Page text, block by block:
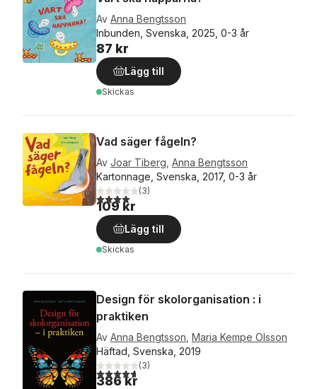
Av Anna Bengtsson
Inbunden, Svenska, 2025, 0-3 år
87 kr
Lägg till
Skickas
Vad säger fågeln?
Av Joar Tiberg Anna Bengtsson
Kartonnage, Svenska, 2017, 0-3 år
4,0utav 5 stjärnor. Totalt antal röster:
(3)
109 kr
Lägg till
Skickas
Design för skolorganisation : i
praktiken
Av Anna Bengtsson Maria Kempe Olsson
Häftad, Svenska, 2019
4,7utav 5 stjärnor. Totalt antal röster:
(3)
386 kr